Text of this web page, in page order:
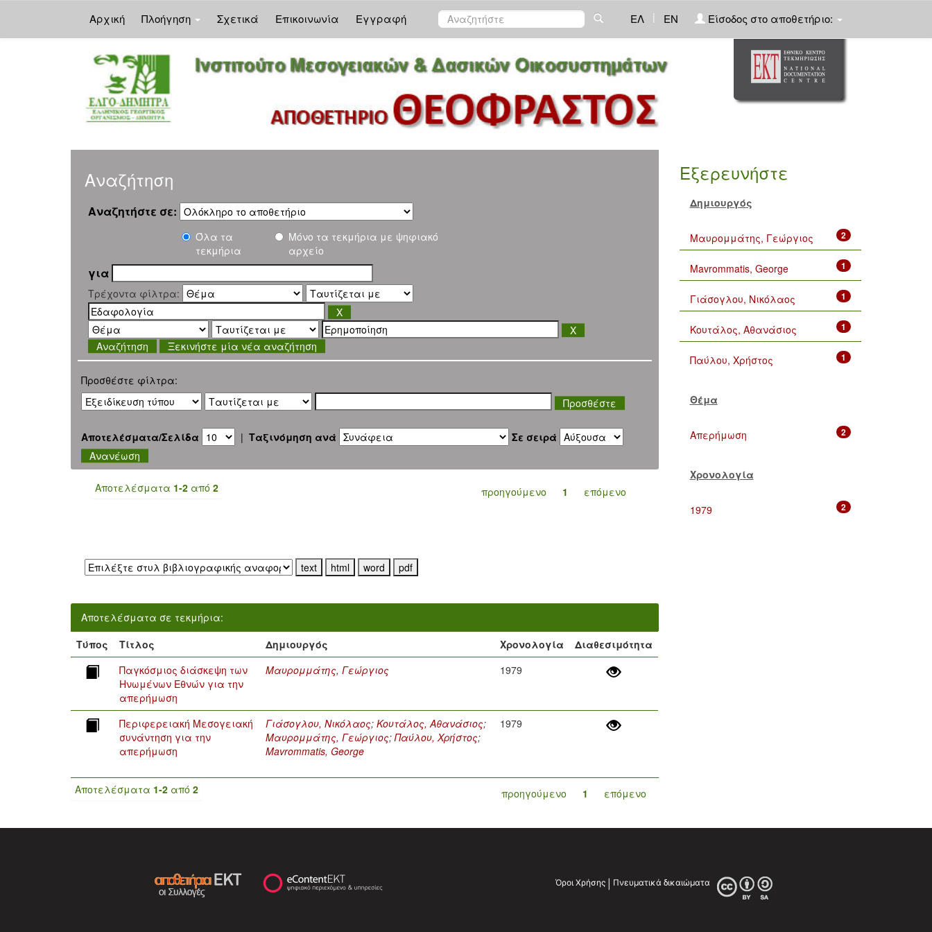
Αρχική Πλοήγηση Σχετικά Επικοινωνία Εγγραφή ΕΛ | EN Είσοδος στο αποθετήριο:
Αναζήτηση
Αναζητήστε σε:
Όλα τα
τεκμήρια
Μόνο τα τεκμήρια με ψηφιακό
αρχείο
για
Τρέχοντα φίλτρα:
Ξεκινήστε μία νέα αναζήτηση
Προσθέστε φίλτρα:
Αποτελέσματα/Σελίδα | Ταξινόμηση ανά Σε σειρά
Αποτελέσματα 1-2 από 2 προηγούμενο 1 επόμενο
Αποτελέσματα σε τεκμήρια:
Τύπος
Τίτλος Δημιουργός Χρονολογία
Διαθεσιμότητα
Παγκόσμιος διάσκεψη των
Ηνωμένων Εθνών για την
απερήμωση
Μαυρομμάτης, Γεώργιος 1979
Περιφερειακή Μεσογειακή
συνάντηση για την
απερήμωση
Γιάσογλου, Νικόλαος;Κουτάλος, Αθανάσιος;
Μαυρομμάτης, Γεώργιος;Παύλου, Χρήστος;
Mavrommatis, George
1979
Αποτελέσματα 1-2 από 2 προηγούμενο 1 επόμενο
Εξερευνήστε
Δημιουργός
2
Μαυρομμάτης, Γεώργιος
1
Mavrommatis, George
1
Γιάσογλου, Νικόλαος
1
Κουτάλος, Αθανάσιος
1
Παύλου, Χρήστος
Θέμα
2
Απερήμωση
Χρονολογία
2
1979